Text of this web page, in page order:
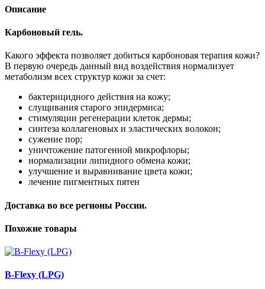
Описание
Карбоновый гель.
Какого эффекта позволяет добиться карбоновая терапия кожи?
В первую очередь данный вид воздействия нормализует
метаболизм всех структур кожи за счет:
бактерицидного действия на кожу;
слущивания старого эпидермиса;
стимуляции регенерации клеток дермы;
синтеза коллагеновых и эластических волокон;
сужение пор;
уничтожение патогенной микрофлоры;
нормализации липидного обмена кожи;
улучшение и выравнивание цвета кожи;
лечение пигментных пятен
Доставка во все регионы России.
Похожие товары
B-Flexy (LPG)